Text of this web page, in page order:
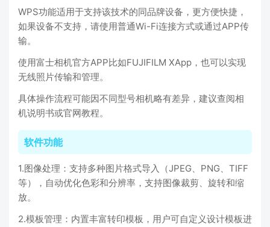
WPS功能适用于支持该技术的同品牌设备，更方便快捷，
如果设备不支持，请使用普通Wi-Fi连接方式或通过APP传
输。
使用富士相机官方APP比如FUJIFILM XApp，也可以实现
无线照片传输和管理。
具体操作流程可能因不同型号相机略有差异，建议查阅相
机说明书或官网教程。
软件功能
1.图像处理：支持多种图片格式导入（JPEG、PNG、TIFF
等），自动优化色彩和分辨率，支持图像裁剪、旋转和缩
放。
2.模板管理：内置丰富转印模板，用户可自定义设计模板进